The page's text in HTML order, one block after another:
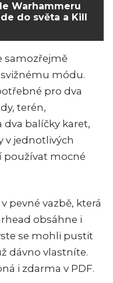
Warhammeru
do světa a Kill
samozřejmě
módu.
pro dva
terén,
balíčky karet,
v jednotlivých
používat mocné
pevné vazbě, která
obsáhne i
se mohli pustit
dávno vlastníte.
i zdarma v PDF.